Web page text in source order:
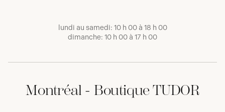
lundi au samedi: 10 h 00 à 18 h 00
dimanche: 10 h 00 à 17 h 00
Montréal - Boutique TUDOR